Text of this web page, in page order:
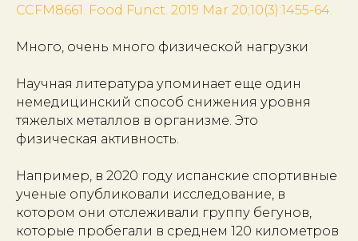
CCFM8661. Food Funct. 2019 Mar 20;10(3):1455-64.
Много, очень много физической нагрузки
Научная литература упоминает еще один
немедицинский способ снижения уровня
тяжелых металлов в организме. Это
физическая активность.
Например, в 2020 году испанские спортивные
ученые опубликовали исследование, в
котором они отслеживали группу бегунов,
которые пробегали в среднем 120 километров